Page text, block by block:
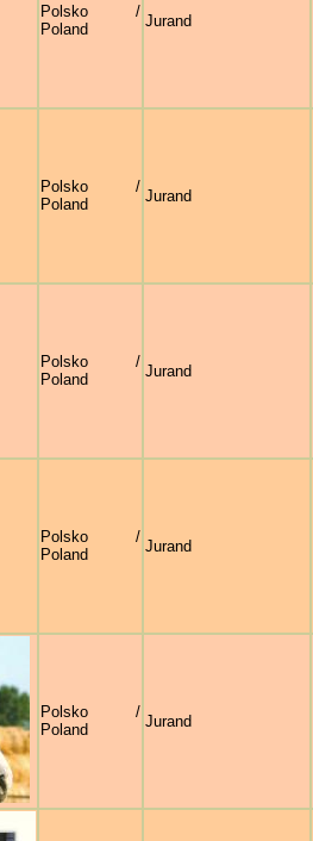
Polsko /
Poland
Jurand
Polsko /
Poland
Jurand
Polsko /
Poland
Jurand
Polsko /
Poland
Jurand
Polsko /
Poland
Jurand